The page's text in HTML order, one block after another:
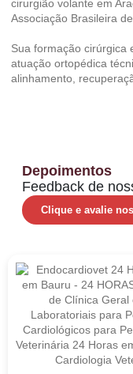
cirurgião volante em
Associação Brasileira
Sua formação cirúrgica
atuação ortopédica
alinhamento,
Depoimentos
Feedback de
Clique e avalie